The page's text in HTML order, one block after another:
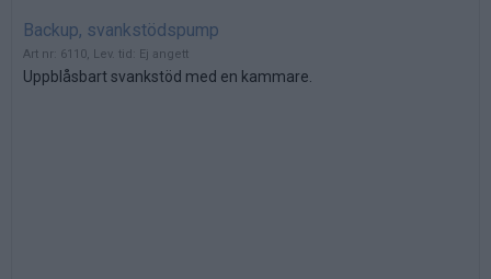
Backup, svankstödspump
Art nr: 6110, Lev. tid: Ej angett
Uppblåsbart svankstöd med en kammare.